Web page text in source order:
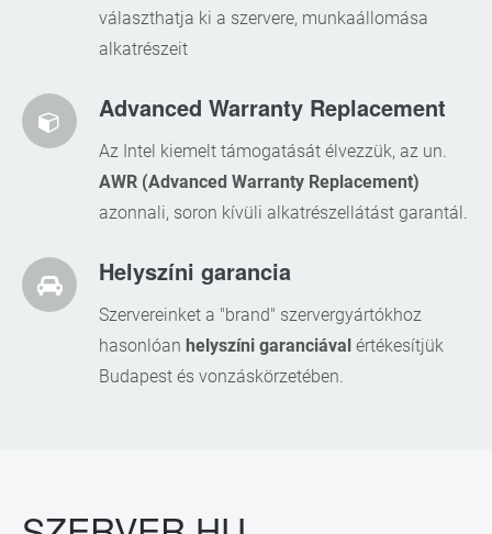
választhatja ki a szervere, munkaállomása
alkatrészeit
Advanced Warranty Replacement
Az Intel kiemelt támogatását élvezzük, az un.
AWR (Advanced Warranty Replacement)
azonnali, soron kívüli alkatrészellátást garantál.
Helyszíni garancia
Szervereinket a "brand" szervergyártókhoz
hasonlóan helyszíni garanciával értékesítjük
Budapest és vonzáskörzetében.